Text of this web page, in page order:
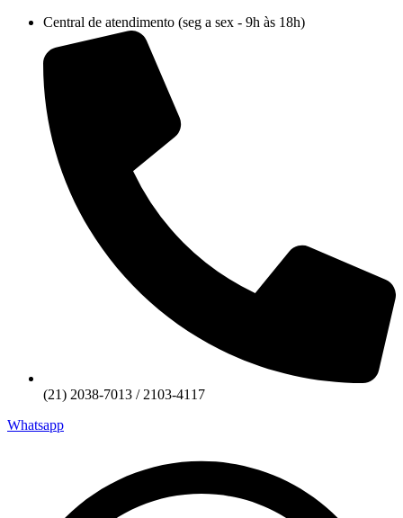
conteúdo
Central de atendimento (seg a sex - 9h às 18h)
(21) 2038-7013 / 2103-4117
Whatsapp